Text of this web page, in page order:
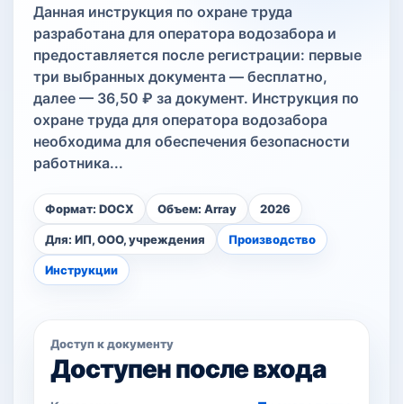
Данная инструкция по охране труда
разработана для оператора водозабора и
предоставляется после регистрации: первые
три выбранных документа — бесплатно,
далее — 36,50 ₽ за документ. Инструкция по
охране труда для оператора водозабора
необходима для обеспечения безопасности
работника...
Формат: DOCX Объем: Array 2026
Для: ИП, ООО, учреждения Производство
Инструкции
Доступ к документу
Доступен после входа